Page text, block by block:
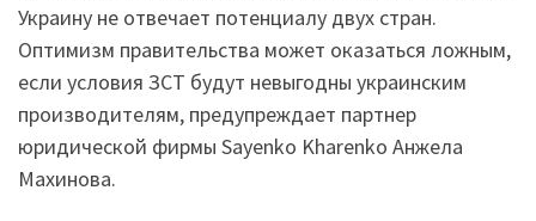
Украину не отвечает потенциалу двух стран.
Оптимизм правительства может оказаться ложным,
если условия ЗСТ будут невыгодны украинским
производителям, предупреждает партнер
юридической фирмы Sayenko Kharenko Анжела
Махинова.